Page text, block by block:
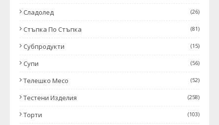
Сладолед (26)
Стъпка По Стъпка (81)
Субпродукти (15)
Супи (56)
Телешко Месо (52)
Тестени Изделия (258)
Торти (103)